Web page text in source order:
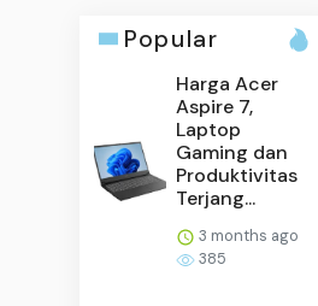
Popular
Harga Acer
Aspire 7,
Laptop
Gaming dan
Produktivitas
Terjang...
3 months ago
385